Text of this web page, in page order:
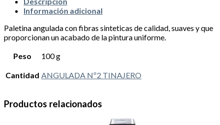
Información adicional
Paletina angulada con fibras sinteticas de calidad, suaves y que
proporcionan un acabado de la pintura uniforme.
Peso
100 g
Cantidad ANGULADA Nº2 TINAJERO
Productos relacionados